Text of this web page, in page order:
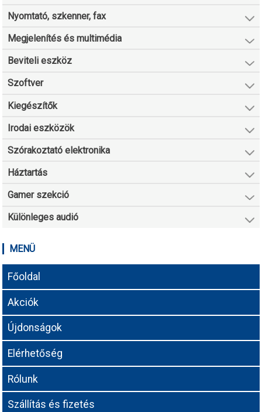
Nyomtató, szkenner, fax
Megjelenítés és multimédia
Beviteli eszköz
Szoftver
Kiegészítők
Irodai eszközök
Szórakoztató elektronika
Háztartás
Gamer szekció
Különleges audió
MENÜ
Főoldal
Akciók
Újdonságok
Elérhetőség
Rólunk
Szállítás és fizetés